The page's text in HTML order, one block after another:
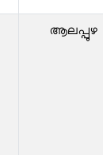
ആലപ്പുഴ